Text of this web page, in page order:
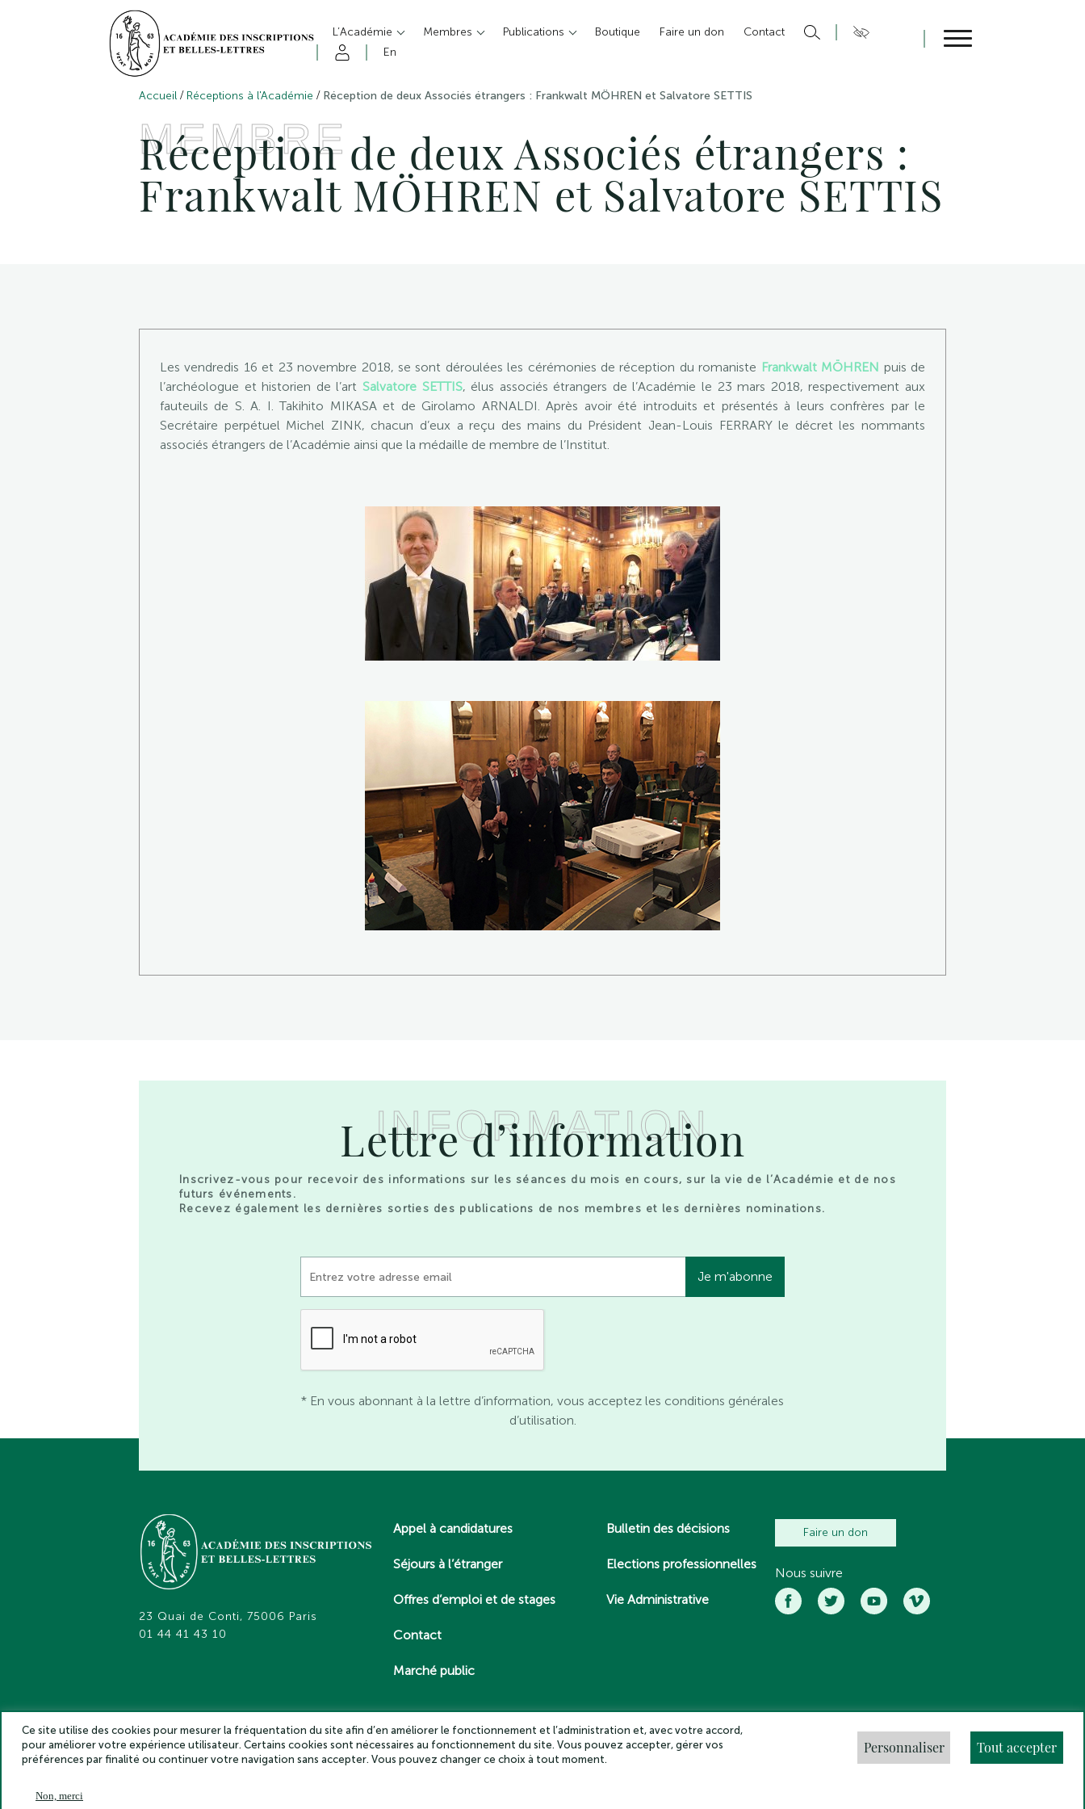
L’Académie Membres Publications Boutique Faire un don
Contact
En
Accueil / Réceptions à l'Académie / Réception de deux Associés étrangers : Frankwalt MÖHREN et Salvatore SETTIS
MEMBRE
Réception de deux Associés étrangers :
Frankwalt MÖHREN et Salvatore SETTIS
Les vendredis 16 et 23 novembre 2018, se sont déroulées les cérémonies de réception du romaniste Frankwalt MÖHREN puis de
l’archéologue et historien de l’art Salvatore SETTIS, élus associés étrangers de l’Académie le 23 mars 2018, respectivement aux
fauteuils de S. A. I. Takihito MIKASA et de Girolamo ARNALDI. Après avoir été introduits et présentés à leurs confrères par le
Secrétaire perpétuel Michel ZINK, chacun d’eux a reçu des mains du Président Jean-Louis FERRARY le décret les nommants
associés étrangers de l’Académie ainsi que la médaille de membre de l’Institut.
INFORMATION
Lettre d’information
Inscrivez-vous pour recevoir des informations sur les séances du mois en cours, sur la vie de l’Académie et de nos
futurs événements.
Recevez également les dernières sorties des publications de nos membres et les dernières nominations.
* En vous abonnant à la lettre d’information, vous acceptez les conditions générales
d’utilisation.
23 Quai de Conti, 75006 Paris
01 44 41 43 10
Appel à candidatures
Séjours à l’étranger
Offres d’emploi et de stages
Contact
Marché public
Bulletin des décisions
Elections professionnelles
Vie Administrative
Faire un don
Nous suivre
Académie des inscriptions et belles lettres – Tous droits réservés 2025 Politique de confidentialité
Ce site utilise des cookies pour mesurer la fréquentation du site afin d’en améliorer le fonctionnement et l’administration et, avec votre accord,
pour améliorer votre expérience utilisateur. Certains cookies sont nécessaires au fonctionnement du site. Vous pouvez accepter, gérer vos
préférences par finalité ou continuer votre navigation sans accepter. Vous pouvez changer ce choix à tout moment.
Personnaliser Tout accepter
Non, merci